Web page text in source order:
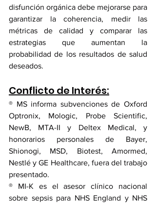
disfunción orgánica debe mejorarse para
garantizar la coherencia, medir las
métricas de calidad y comparar las
estrategias que aumentan la
probabilidad de los resultados de salud
deseados.
Conflicto de Interés:
® MS informa subvenciones de Oxford
Optronix, Mologic, Probe Scientific,
NewB, MTA-II y Deltex Medical, y
honorarios personales de Bayer,
Shionogi, MSD, Biotest, Amormed,
Nestlé y GE Healthcare, fuera del trabajo
presentado.
® MI-K es el asesor clínico nacional
sobre sepsis para NHS England y NHS